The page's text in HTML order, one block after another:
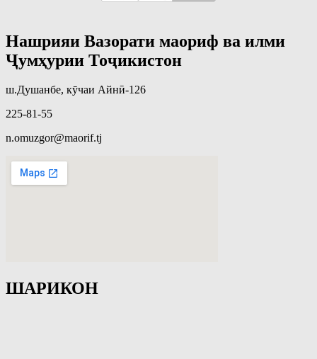
Нашрияи Вазорати маориф ва илми
Ҷумҳурии Тоҷикистон
ш.Душанбе, кӯчаи Айнӣ-126
225-81-55
n.omuzgor@maorif.tj
ШАРИКОН